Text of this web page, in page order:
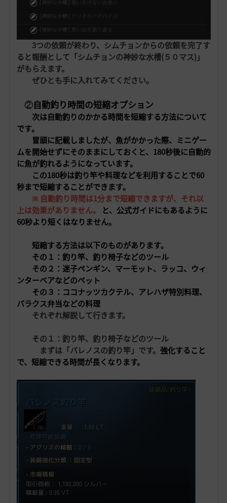
3つの依頼が終わり、シムチョンからの依頼を完了す
ると報酬として「シムチョンの神妙な水槽(５０マス)」
がもらえます。
ぜひとも手に入れてみてください。
②自動釣り時間の短縮オプション
次は自動釣りのかかる時間を短縮する方法について
です。
冒頭に記載しましたが、 魚がかかった際、ミニゲー
ムを開始せずにそのままにしておくと、180秒後に自動的
に魚が釣れるようになっています。
この180秒は釣り竿や料理などを利用することで60
秒まで短縮することができます。
※ 自動釣り時間は1分まで短縮できますが、それ以
上は効果がありません。
と、公式ガイドにもあるように
60秒より短くはなりません。
短縮する方法は以下のものがあります。
その１：釣り竿、釣り椅子などのツール
その２：迷子ペンギン、マーモット、ラッコ、ウィ
ンターベアなどのペット
その３：ココナッツカクテル、アレハザ特別料理、
バラクス弁当などの料理
それぞれ解説して行きます。
その１：釣り竿、釣り椅子などのツール
まずは「バレノスの釣り竿」です。 強化すること
で、短縮できる時間が長くなります。